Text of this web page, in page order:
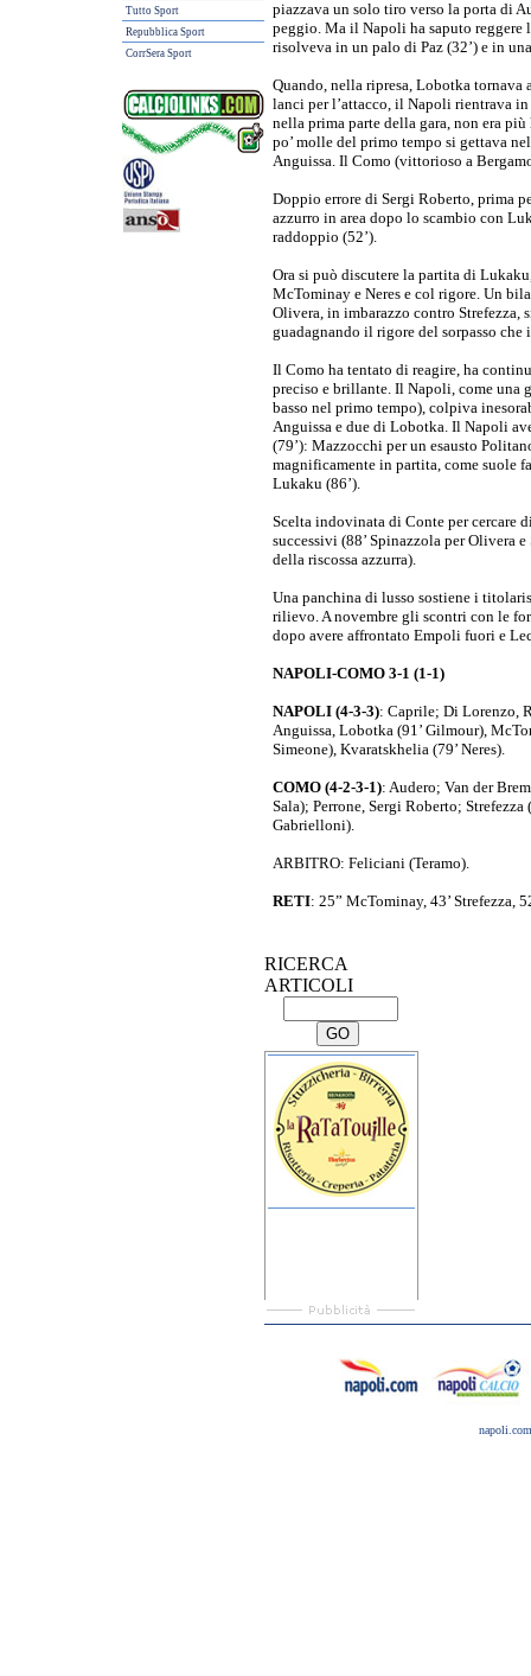
Tutto Sport
Repubblica Sport
CorrSera Sport
piazzava un solo tiro verso la porta di
peggio. Ma il Napoli ha saputo reggere
risolveva in un palo di Paz (32’) e in
Quando, nella ripresa, Lobotka
lanci per l’attacco, il Napoli rientrava
nella prima parte della gara, non era
po’ molle del primo tempo si gettava
Anguissa. Il Como (vittorioso a
Doppio errore di Sergi Roberto, prima
azzurro in area dopo lo scambio con
raddoppio (52’).
Ora si può discutere la partita di
McTominay e Neres e col rigore. Un
Olivera, in imbarazzo contro Strefezza,
guadagnando il rigore del sorpasso
Il Como ha tentato di reagire, ha
preciso e brillante. Il Napoli, come una
basso nel primo tempo), colpiva
Anguissa e due di Lobotka. Il Napoli
(79’): Mazzocchi per un esausto
magnificamente in partita, come suole
Lukaku (86’).
Scelta indovinata di Conte per cercare
successivi (88’ Spinazzola per Olivera
della riscossa azzurra).
Una panchina di lusso sostiene i
rilievo. A novembre gli scontri con le
dopo avere affrontato Empoli fuori e
NAPOLI-COMO 3-1 (1-1)
NAPOLI (4-3-3): Caprile; Di Lorenzo,
Anguissa, Lobotka (91’ Gilmour),
Simeone), Kvaratskhelia (79’ Neres).
COMO (4-2-3-1): Audero; Van der
Sala); Perrone, Sergi Roberto; Strefezza
Gabrielloni).
ARBITRO: Feliciani (Teramo).
RETI: 25” McTominay, 43’ Strefezza,
RICERCA
ARTICOLI